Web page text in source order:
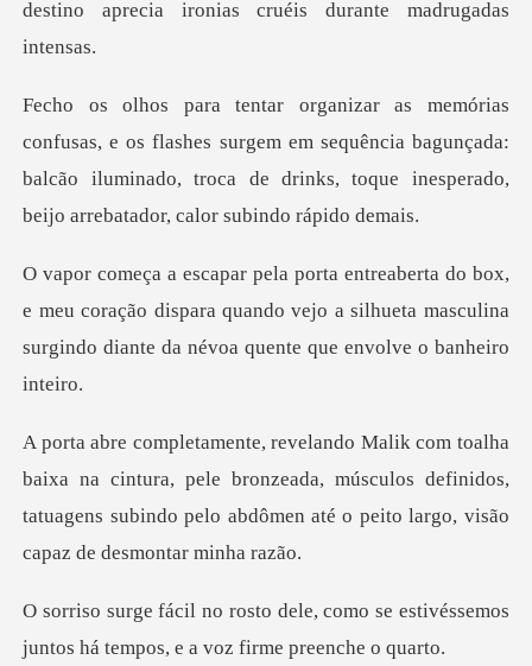
shes surgem em sequência bagunçada:
balcão iluminado, troca de drin
meu coração dispara quando vejo a silhueta masculina
surgi
intura, pele bronzeada, músculos definidos,
tatuagens subindo pel
como se estivéssemos
juntos há temp